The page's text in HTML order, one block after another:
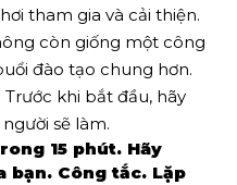
tham gia và cải thiện.
còn giống một công
đào tạo chung hơn.
khi bắt đầu, hãy
sẽ làm.
15 phút. Hãy
bạn. Công tắc. Lặp